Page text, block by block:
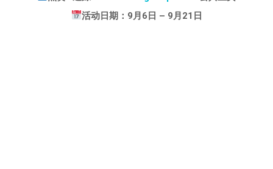
活动日期：9月6日 – 9月21日